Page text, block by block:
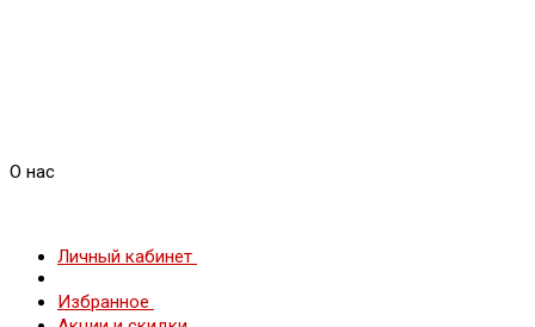
О нас
Личный кабинет
Избранное